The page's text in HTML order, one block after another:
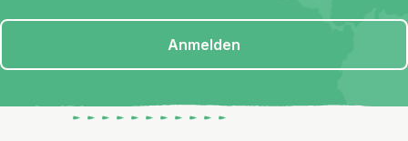
Anmelden